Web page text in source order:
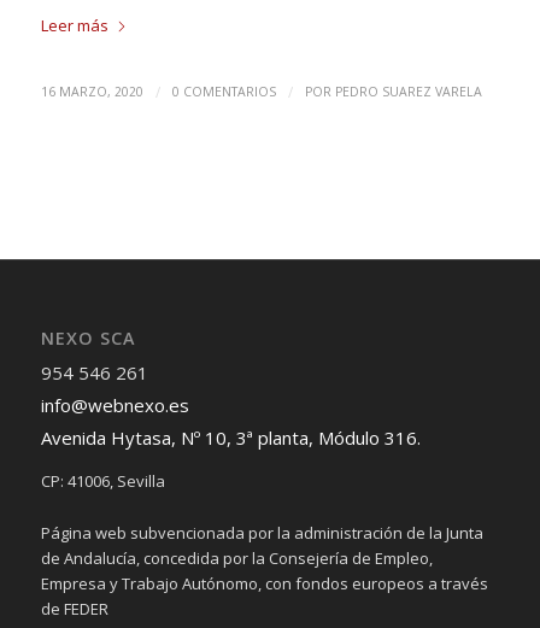
Leer más
16 MARZO, 2020 / 0 COMENTARIOS / POR PEDRO SUAREZ VARELA
NEXO SCA
954 546 261
info@webnexo.es
Avenida Hytasa, Nº 10, 3ª planta, Módulo 316.
CP: 41006, Sevilla
Página web subvencionada por la administración de la Junta
de Andalucía, concedida por la Consejería de Empleo,
Empresa y Trabajo Autónomo, con fondos europeos a través
de FEDER